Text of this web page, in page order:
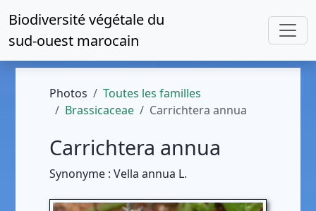
Biodiversité végétale du
sud-ouest marocain
Photos
Toutes les familles
Brassicaceae
Carrichtera annua
Carrichtera annua
Synonyme : Vella annua L.